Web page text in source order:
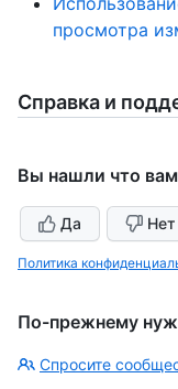
просмотра
Справка и
Вы нашли что
Да Нет
Политика
По-прежнему
Спросите